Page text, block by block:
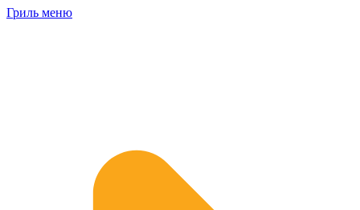
Гриль меню